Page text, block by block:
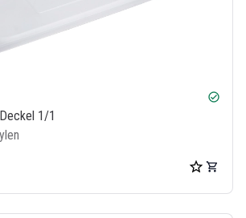
check_circle
1/1